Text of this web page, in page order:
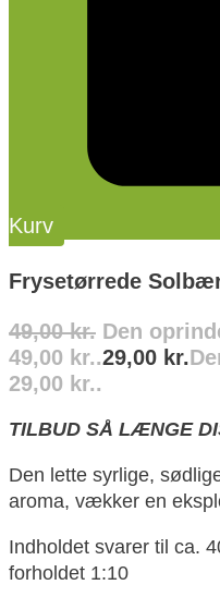
Kurv
Frysetørrede
49,00kr. Den
49,00 kr..29,00 kr.
29,00 kr..
TILBUD SÅ LÆNGE
Den lette syrlige,
aroma, vækker en
Indholdet svarer til ca.
forholdet 1:10